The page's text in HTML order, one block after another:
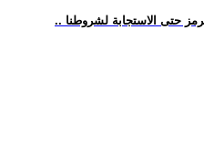
حتى الاستجابة لشروطنا